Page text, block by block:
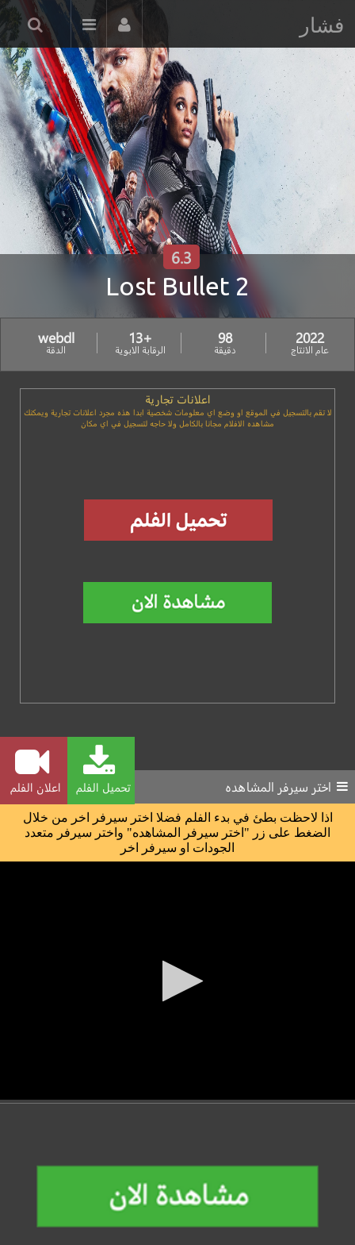
فشار
Lost Bullet 2
6.3
2022
عام الانتاج
98
دقيقة
+13
الرقابة الابوية
webdl
الدقة
اعلانات تجارية
لا تقم بالتسجيل في الموقع او وضع اي معلومات شخصية ابدا هذه مجرد اعلانات تجارية ويمكنك
مشاهده الافلام مجانا بالكامل ولا حاجه لتسجيل في اي مكان
تحميل الفلم اعلان الفلم اختر سيرفر المشاهده
اذا لاحظت بطئ في بدء الفلم فضلا اختر سيرفر اخر من خلال
الضغط على زر "اختر سيرفر المشاهده" واختر سيرفر متعدد
الجودات او سيرفر اخر